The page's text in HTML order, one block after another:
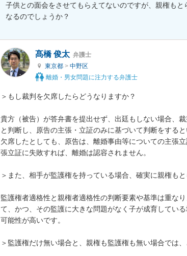
子供との面会をさせてもらえてないのですが、親権もと
なるのでしょうか？
髙橋 俊太 弁護士
東京都 > 中野区
離婚・男女問題に注力する弁護士
＞もし裁判を欠席したらどうなりますか？
貴方（被告）が答弁書を提出せず、出廷もしない場合、
と判断し、原告の主張・立証のみに基づいて判断をする
欠席したとしても、原告は、離婚事由等についての主張
張立証に失敗すれば、離婚は認容されません。
＞また、相手が監護権を持っている場合、確実に親権も
監護権者適格性と親権者適格性の判断要素や基準は重な
て、かつ、その監護に大きな問題がなく子が成育してい
可能性が高いです。
＞監護権だけ無い場合と、親権も監護権も無い場合では